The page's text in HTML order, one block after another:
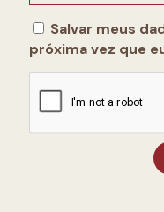
Salvar meus
próxima vez que